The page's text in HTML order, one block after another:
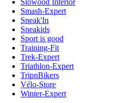
Smash-Expert
Sneak'In
Sneakids
Sport is good
Training-Fit
Trek-Expert
Triathlon-Expert
TripnBikers
Vélo-Store
Winter-Expert